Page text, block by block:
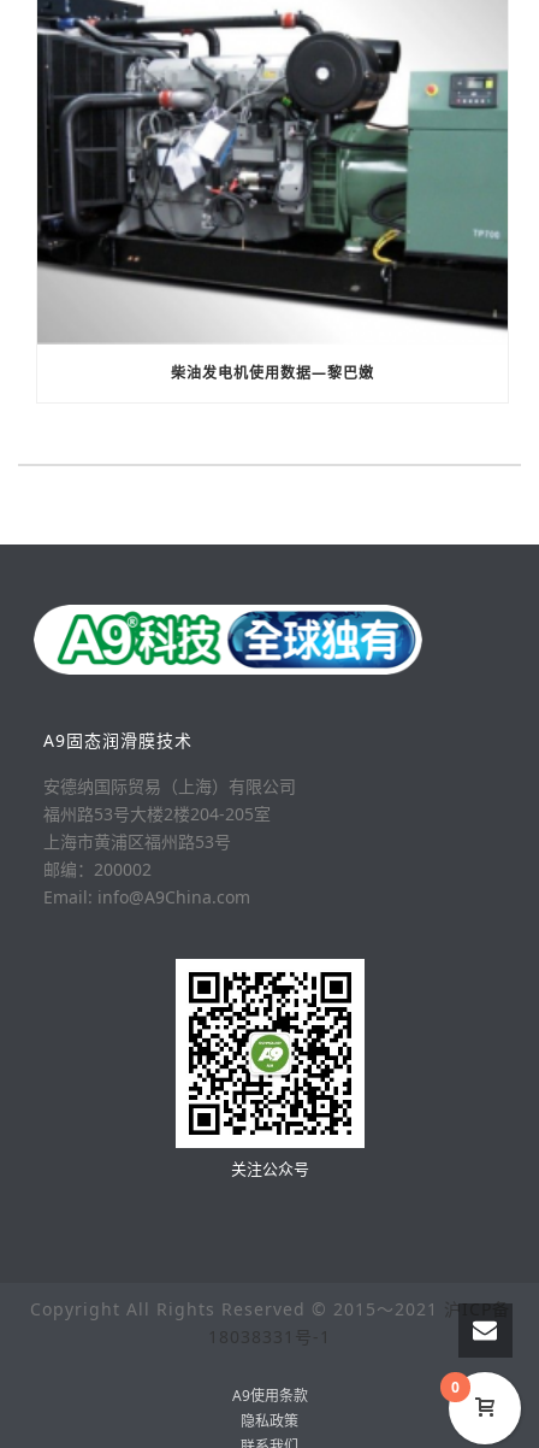
柴油发电机使用数据—黎巴嫩
A9固态润滑膜技术
安德纳国际贸易（上海）有限公司
福州路53号大楼2楼204-205室
上海市黄浦区福州路53号
邮编：200002
Email: info@A9China.com
关注公众号
Copyright All Rights Reserved © 2015～2021 沪ICP备
18038331号-1
A9使用条款
隐私政策
0